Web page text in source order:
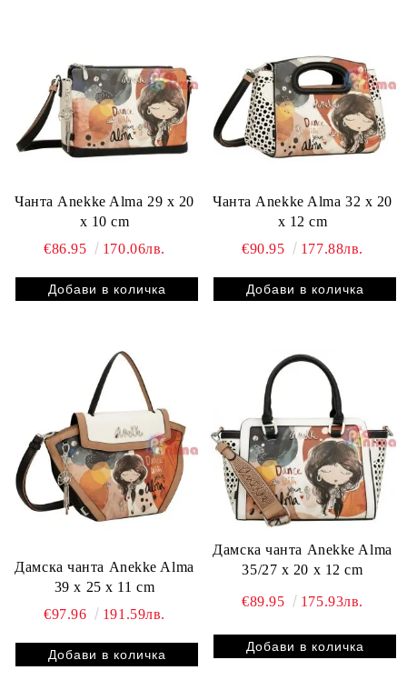
Чанта Anekke Alma 29 x 20
x 10 cm
€86.95
170.06лв.
Чанта Anekke Alma 32 x 20
x 12 cm
€90.95
177.88лв.
Дамска чанта Anekke Alma
39 x 25 x 11 cm
€97.96
191.59лв.
Дамска чанта Anekke Alma
35/27 x 20 x 12 cm
€89.95 175.93лв.